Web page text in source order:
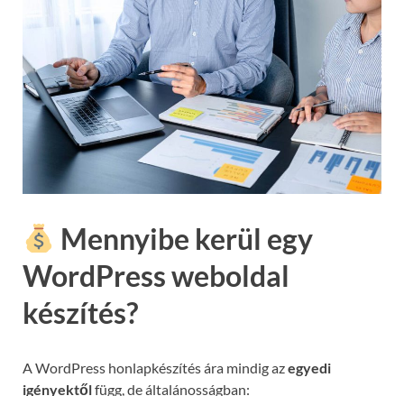
Mennyibe kerül egy
WordPress weboldal
készítés?
A WordPress honlapkészítés ára mindig azegyedi
igényektőlfügg, de általánosságban: